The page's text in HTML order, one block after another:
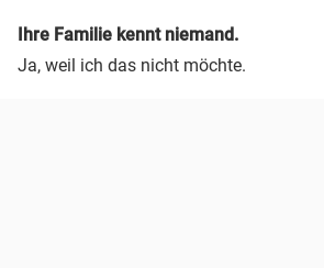
Ihre Familie kennt niemand.
Ja, weil ich das nicht möchte.